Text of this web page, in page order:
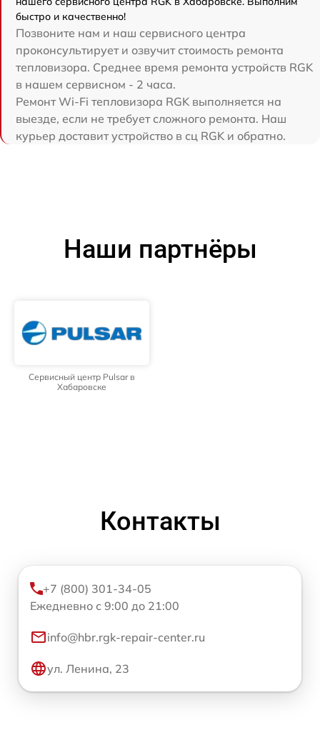
быстро и качественно!
Позвоните нам и наш сервисного центра
проконсультирует и озвучит стоимость ремонта
тепловизора. Среднее время ремонта устройств RGK
в нашем сервисном - 2 часа.
Ремонт Wi-Fi тепловизора RGK выполняется на
выезде, если не требует сложного ремонта. Наш
курьер доставит устройство в сц RGK и обратно.
Наши партнёры
Сервисный центр Pulsar в
Хабаровске
Контакты
+7 (800) 301-34-05
Ежедневно с 9:00 до 21:00
info@hbr.rgk-repair-center.ru
ул. Ленина, 23